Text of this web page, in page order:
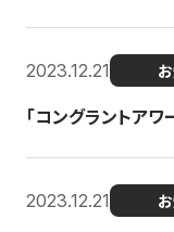
2023.12.21
「コングラントア
2023.12.21